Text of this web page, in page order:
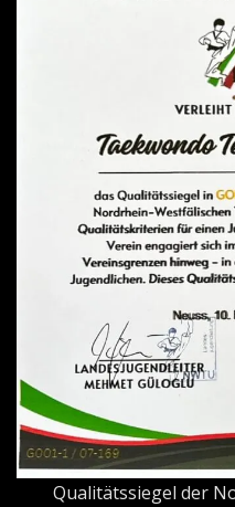
Qualitätssiegel der